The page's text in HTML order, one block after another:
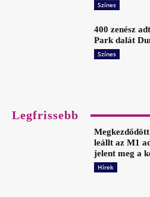
Színes
400 zenész
Park dalát
Színes
Legfrissebb
leállt az M1
jelent meg a
Hírek